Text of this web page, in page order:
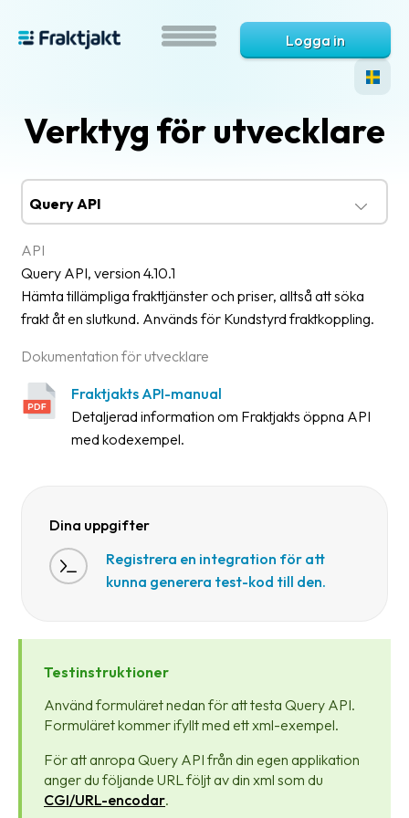
Logga in
Verktyg för utvecklare
API
Query API, version 4.10.1
Hämta tillämpliga frakttjänster och priser, alltså att söka
frakt åt en slutkund. Används för Kundstyrd fraktkoppling.
Dokumentation för utvecklare
Fraktjakts API-manual
Detaljerad information om Fraktjakts öppna API
med kodexempel.
Dina uppgifter
Registrera en integration för att
kunna generera test-kod till den.
Testinstruktioner
Använd formuläret nedan för att testa Query API.
Formuläret kommer ifyllt med ett xml-exempel.
För att anropa Query API från din egen applikation
anger du följande URL följt av din xml som du
CGI/URL-encodar.